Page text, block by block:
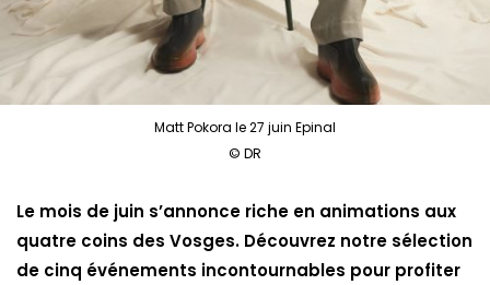
Matt Pokora le 27 juin Epinal
© DR
Le mois de juin s’annonce riche en animations aux
quatre coins des Vosges. Découvrez notre sélection
de cinq événements incontournables pour profiter